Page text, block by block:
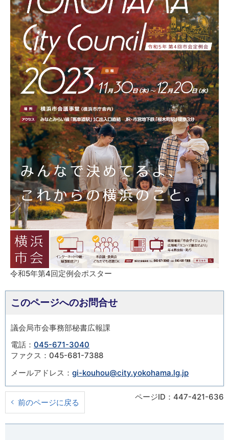
令和5年第4回定例会ポスター
このページへのお問合せ
議会局市会事務部秘書広報課
電話： 045-671-3040
ファクス：045-681-7388
メールアドレス： gi-kouhou@city.yokohama.lg.jp
前のページに戻る
ページID：447-421-636